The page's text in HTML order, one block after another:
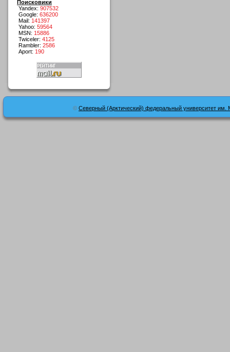
Поисковики
Yandex: 907532
Google: 636200
Mail: 141397
Yahoo: 59564
MSN: 15886
Twiceler: 4125
Rambler: 2586
Aport: 190
© Северный (Арктический) федеральный университет